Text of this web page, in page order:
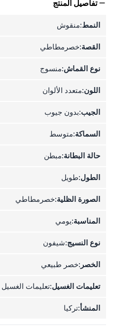
تفاصيل المنتج
النمط:منقوش
القصة:خصرمطاطي
نوع القماش:منسوج
اللون:متعدد الألوان
الجيب:بدون جيوب
السماكة:متوسط
حالة البطانة:مبطن
الطول:طويل
الصورة الظلية:خصرمطاطي
المناسبة:يومي
نوع النسيج:شيفون
الخصر:خصر طبيعي
تعليمات الغسيل:تعليمات الغسيل
المنشأ:تركيا